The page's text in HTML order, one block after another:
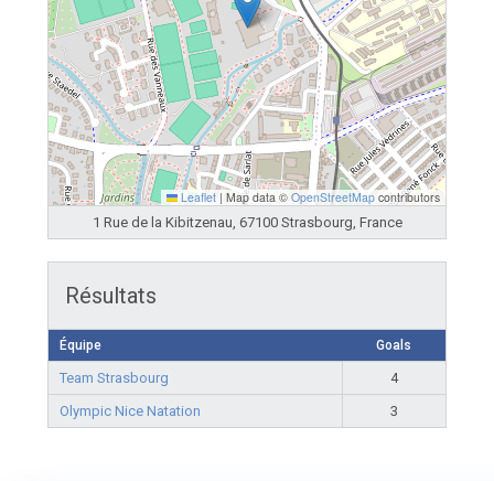
Leaflet | Map data © OpenStreetMap contributors
1 Rue de la Kibitzenau, 67100 Strasbourg, France
Résultats
Équipe Goals
Team Strasbourg
4
Olympic Nice Natation
3